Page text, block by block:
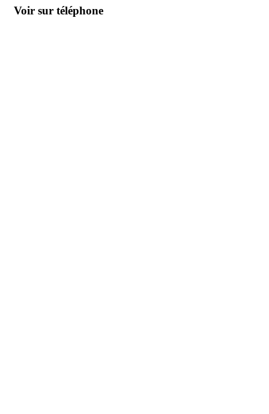
Voir sur téléphone